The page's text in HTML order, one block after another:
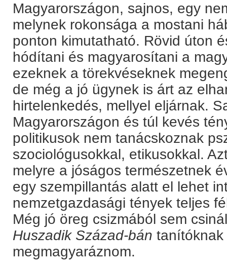
Magyarországon, sajnos, egy
melynek rokonsága a mostani
ponton kimutatható. Rövid úton
hódítani és magyarosítani a
ezeknek a törekvéseknek
de még a jó ügynek is árt az
hirtelenkedés, mellyel eljárnak.
Magyarországon és túl kevés
politikusok nem tanácskoznak
szociológusokkal, etikusokkal.
melyre a jóságos természetnek
egy szempillantás alatt el lehet
nemzetgazdasági tények teljes
Még jó öreg csizmából sem
Huszadik Század-bán tanítóknak
megmagyaráznom.